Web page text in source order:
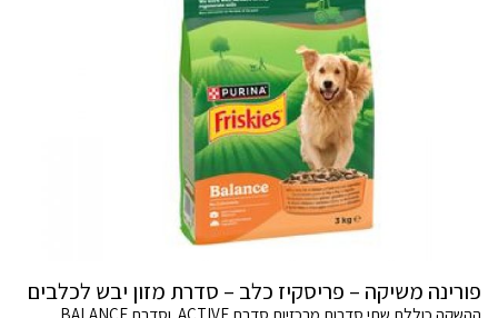
פורינה משיקה – פריסקיז כלב – סדרת מזון יבש לכלבים